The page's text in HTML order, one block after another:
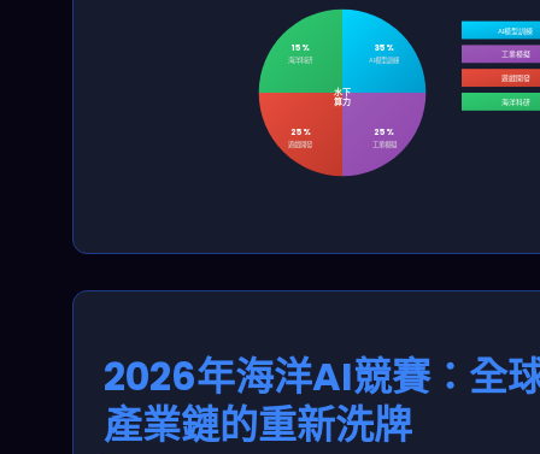
35%
AI模型訓練
25%
工業模擬
25%
遊戲開發
15%
海洋科研
AI模型訓練
工業模擬
遊戲開發
海洋科研
水下
算力
2026年海洋AI競賽：全
產業鏈的重新洗牌